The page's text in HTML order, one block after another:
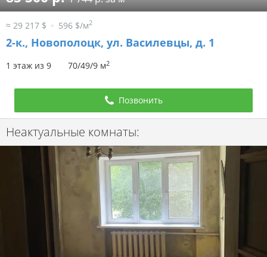
≈ 29 217 $ 596 $/м2
2-к., Новополоцк, ул. Василевцы, д. 1
1 этаж из 9 70/49/9 м2
Позвонить
Неактуальные комнаты: